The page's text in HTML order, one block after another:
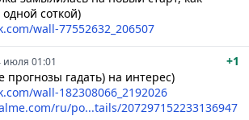
соткой)
wall-77552632_206507
июля 01:01
+1
прогнозы гадать) на интерес)
wall-182308066_2192026
ru/po...tails/207297152233136947